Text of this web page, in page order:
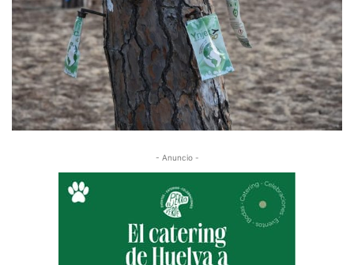
- Anuncio -